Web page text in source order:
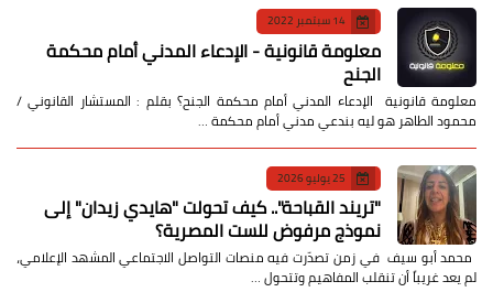
14 سبتمبر 2022
معلومة قانونية - الإدعاء المدني أمام محكمة
الجنح
معلومة قانونية الإدعاء المدني أمام محكمة الجنح؟ بقلم : المستشار القانوني /
محمود الطاهر هو ليه بندعي مدني أمام محكمة …
25 يوليو 2026
​"تريند القباحة".. كيف تحولت "هايدي زيدان" إلى
نموذج مرفوض للست المصرية؟
​ محمد أبو سيف ​في زمن تصدّرت فيه منصات التواصل الاجتماعي المشهد الإعلامي،
لم يعد غريباً أن تنقلب المفاهيم وتتحول …